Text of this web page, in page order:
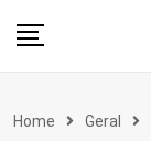
Home Geral